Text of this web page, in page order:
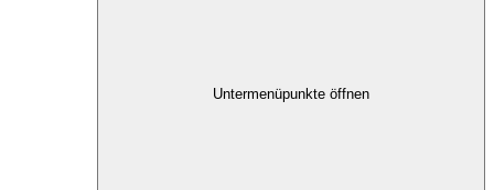
Untermenüpunkte öffnen